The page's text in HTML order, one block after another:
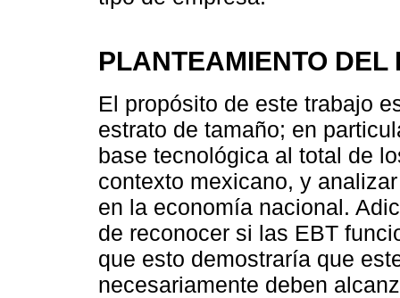
PLANTEAMIENTO DEL
El propósito de este trabajo
estrato de tamaño; en
base tecnológica al total de
contexto mexicano, y
en la economía nacional.
de reconocer si las EBT
que esto demostraría que
necesariamente deben